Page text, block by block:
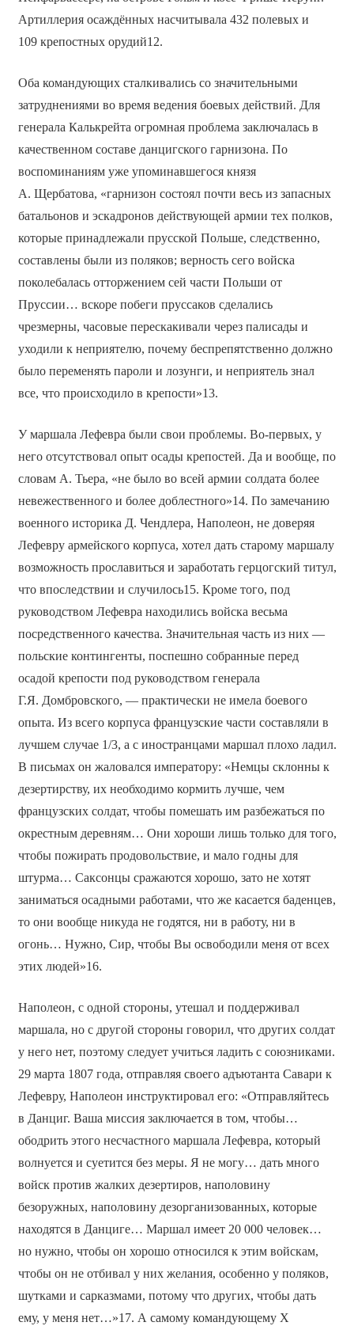
Артиллерия осаждённых насчитывала 432 полевых и
109 крепостных орудий12.
Оба командующих сталкивались со значительными
затруднениями во время ведения боевых действий. Для
генерала Калькрейта огромная проблема заключалась в
качественном составе данцигского гарнизона. По
воспоминаниям уже упоминавшегося князя
А. Щербатова, «гарнизон состоял почти весь из запасных
батальонов и эскадронов действующей армии тех полков,
которые принадлежали прусской Польше, следственно,
составлены были из поляков; верность сего войска
поколебалась отторжением сей части Польши от
Пруссии… вскоре побеги пруссаков сделались
чрезмерны, часовые перескакивали через палисады и
уходили к неприятелю, почему беспрепятственно должно
было переменять пароли и лозунги, и неприятель знал
все, что происходило в крепости»13.
У маршала Лефевра были свои проблемы. Во-первых, у
него отсутствовал опыт осады крепостей. Да и вообще, по
словам А. Тьера, «не было во всей армии солдата более
невежественного и более доблестного»14. По замечанию
военного историка Д. Чендлера, Наполеон, не доверяя
Лефевру армейского корпуса, хотел дать старому маршалу
возможность прославиться и заработать герцогский титул,
что впоследствии и случилось15. Кроме того, под
руководством Лефевра находились войска весьма
посредственного качества. Значительная часть из них —
польские контингенты, поспешно собранные перед
осадой крепости под руководством генерала
Г.Я. Домбровского, — практически не имела боевого
опыта. Из всего корпуса французские части составляли в
лучшем случае 1/3, а с иностранцами маршал плохо ладил.
В письмах он жаловался императору: «Немцы склонны к
дезертирству, их необходимо кормить лучше, чем
французских солдат, чтобы помешать им разбежаться по
окрестным деревням… Они хороши лишь только для того,
чтобы пожирать продовольствие, и мало годны для
штурма… Саксонцы сражаются хорошо, зато не хотят
заниматься осадными работами, что же касается баденцев,
то они вообще никуда не годятся, ни в работу, ни в
огонь… Нужно, Сир, чтобы Вы освободили меня от всех
этих людей»16.
Наполеон, с одной стороны, утешал и поддерживал
маршала, но с другой стороны говорил, что других солдат
у него нет, поэтому следует учиться ладить с союзниками.
29 марта 1807 года, отправляя своего адъютанта Савари к
Лефевру, Наполеон инструктировал его: «Отправляйтесь
в Данциг. Ваша миссия заключается в том, чтобы…
ободрить этого несчастного маршала Лефевра, который
волнуется и суетится без меры. Я не могу… дать много
войск против жалких дезертиров, наполовину
безоружных, наполовину дезорганизованных, которые
находятся в Данциге… Маршал имеет 20 000 человек…
но нужно, чтобы он хорошо относился к этим войскам,
чтобы он не отбивал у них желания, особенно у поляков,
шутками и сарказмами, потому что других, чтобы дать
ему, у меня нет…»17. А самому командующему X